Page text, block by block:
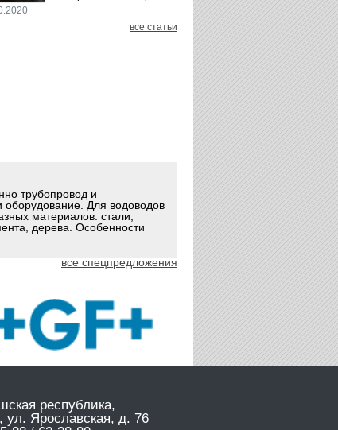
невосприимчив к коррозии,
все статьи
трубопровод и
Для водоводов
материалов: стали,
дерева. Особенности
все спецпредложения
республика,
ул. Ярославская, д. 76